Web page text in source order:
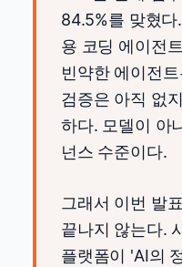
84.5%를 맞혔
용 코딩 에이전
빈약한 에이전
검증은 아직 없
하다. 모델이 아
넌스 수준이다.
그래서 이번 발
끝나지 않는다.
플랫폼이 'AI의